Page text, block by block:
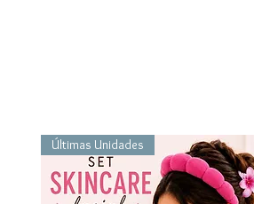
Últimas Unidades